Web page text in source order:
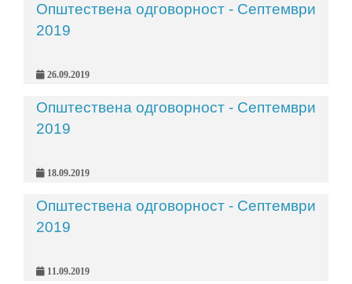
Општествена одговорност - Септември
2019
26.09.2019
Општествена одговорност - Септември
2019
18.09.2019
Општествена одговорност - Септември
2019
11.09.2019